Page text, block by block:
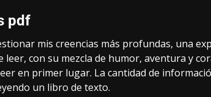
pdf
mis creencias más profundas, una
con su mezcla de humor, aventura y
en primer lugar. La cantidad de
un libro de texto.